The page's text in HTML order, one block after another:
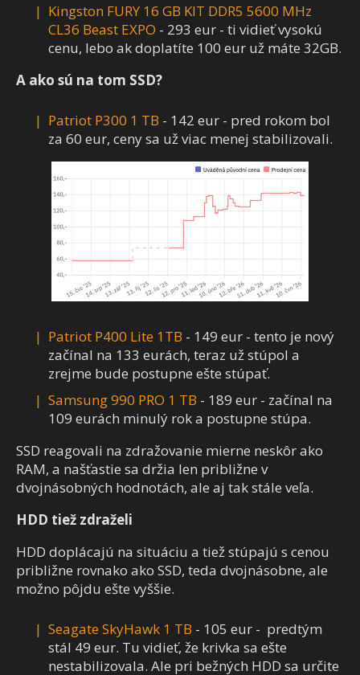
Kingston FURY 16 GB KIT DDR5 5600 MHz
CL36 Beast EXPO - 293 eur - ti vidieť vysokú
cenu, lebo ak doplatíte 100 eur už máte 32GB.
A ako sú na tom SSD?
Patriot P300 1 TB - 142 eur - pred rokom bol
za 60 eur, ceny sa už viac menej stabilizovali.
Patriot P400 Lite 1TB - 149 eur - tento je nový
začínal na 133 eurách, teraz už stúpol a
zrejme bude postupne ešte stúpať.
Samsung 990 PRO 1 TB - 189 eur - začínal na
109 eurách minulý rok a postupne stúpa.
SSD reagovali na zdražovanie mierne neskôr ako
RAM, a našťastie sa držia len približne v
dvojnásobných hodnotách, ale aj tak stále veľa.
HDD tiež zdraželi
HDD doplácajú na situáciu a tiež stúpajú s cenou
približne rovnako ako SSD, teda dvojnásobne, ale
možno pôjdu ešte vyššie.
Seagate SkyHawk 1 TB - 105 eur - predtým
stál 49 eur. Tu vidieť, že krivka sa ešte
nestabilizovala. Ale pri bežných HDD sa určite